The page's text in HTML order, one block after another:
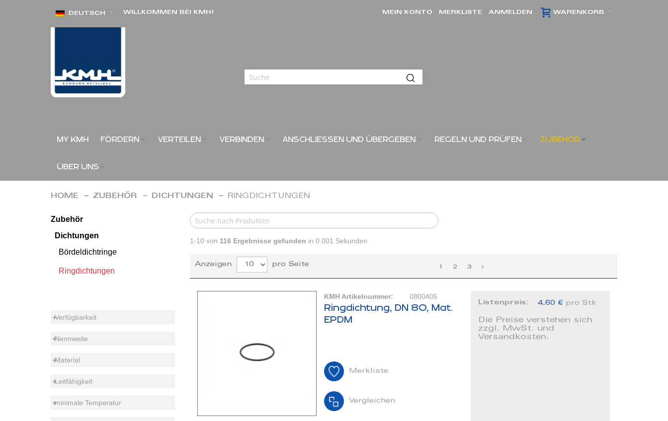
Direkt DEUTSCH WILLKOMMEN BEI KMH! WARENKORB
MEIN KONTO MERKLISTE ANMELDEN
MY KMH FÖRDERN VERTEILEN VERBINDEN ANSCHLIESSEN UND ÜBERGEBEN REGELN UND PRÜFEN ZUBEHÖR
ÜBER UNS
HOME ZUBEHÖR DICHTUNGEN RINGDICHTUNGEN
Zubehör
Dichtungen
Bördeldichtringe
Ringdichtungen
Verfügbarkeit
Nennweite
Material
Leitfähigkeit
minimale Temperatur
1-10 von 116 Ergebnisse gefunden in 0.001 Sekunden
Anzeigen pro Seite 1 2 3
KMH Artikelnummer: 0800405
Ringdichtung, DN 80, Mat.
EPDM
Merkliste
Vergleichen
Listenpreis: 4,60 € pro Stk
Die Preise verstehen sich
zzgl. MwSt. und
Versandkosten.